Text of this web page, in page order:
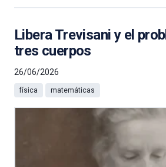
Libera Trevisani y el
tres cuerpos
26/06/2026
física matemáticas